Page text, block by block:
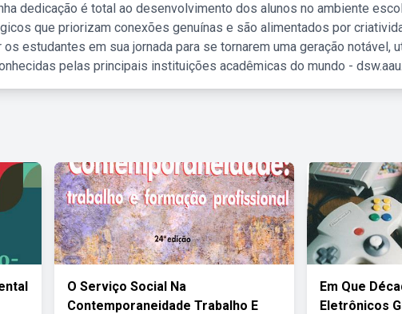
dedicação é total ao desenvolvimento dos alunos no ambiente
que priorizam conexões genuínas e são alimentados por
estudantes em sua jornada para se tornarem uma geração notável,
pelas principais instituições acadêmicas do mundo -
O Serviço Social Na
Contemporaneidade Trabalho E
Em Que
Eletrônicos